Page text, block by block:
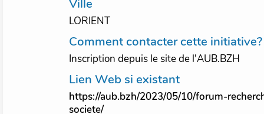
Ville
LORIENT
Comment contacter cette initiative?
Inscription depuis le site de l'AUB.BZH
Lien Web si existant
https://aub.bzh/2023/05/10/forum-
societe/